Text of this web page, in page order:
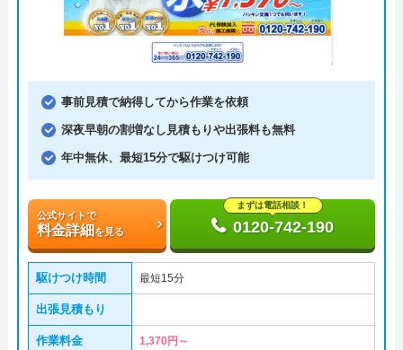
事前見積で納得してから作業を依頼
深夜早朝の割増なし見積もりや出張料も無料
年中無休、最短15分で駆けつけ可能
公式サイトで
料金詳細を見る
まずは電話相談！
0120-742-190
駆けつけ時間 最短15分
出張見積もり
作業料金 1,370円～